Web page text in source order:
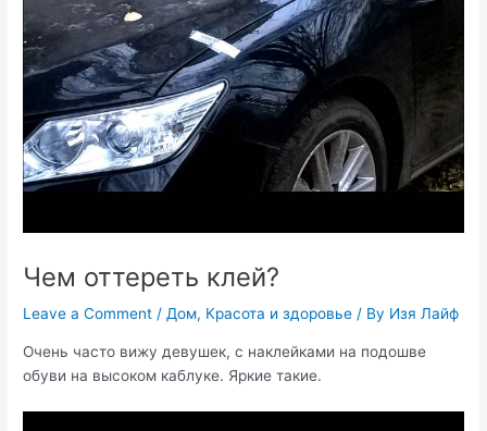
Чем оттереть клей?
Leave a Comment / Дом, Красота и здоровье / By Изя Лайф
Очень часто вижу девушек, с наклейками на подошве
обуви на высоком каблуке. Яркие такие.